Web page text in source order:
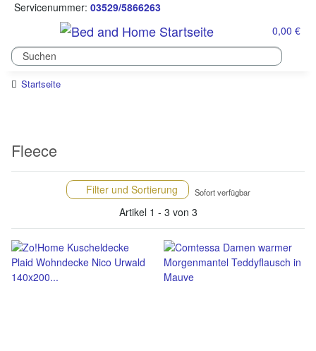
Servicenummer: 03529/5866263
0,00 €
Startseite
Fleece
Filter und Sortierung Sofort verfügbar
Artikel 1 - 3 von 3